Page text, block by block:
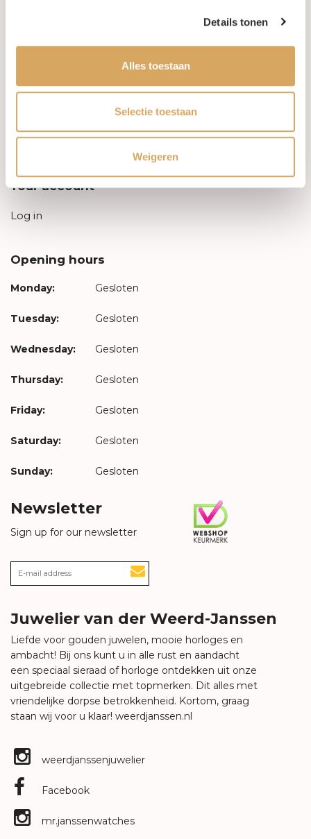
Details tonen
Alles toestaan
Selectie toestaan
Weigeren
Leveringsvoorwaarden
Privacy Policy
Your account
Log in
Opening hours
Monday: Gesloten
Tuesday: Gesloten
Wednesday: Gesloten
Thursday: Gesloten
Friday: Gesloten
Saturday: Gesloten
Sunday: Gesloten
Newsletter
Sign up for our newsletter
Juwelier van der Weerd-Janssen
Liefde voor gouden juwelen, mooie horloges en
ambacht! Bij ons kunt u in alle rust en aandacht
een speciaal sieraad of horloge ontdekken uit onze
uitgebreide collectie met topmerken. Dit alles met
vriendelijke dorpse betrokkenheid. Kortom, graag
staan wij voor u klaar! weerdjanssen.nl
weerdjanssenjuwelier
Facebook
mr.janssenwatches